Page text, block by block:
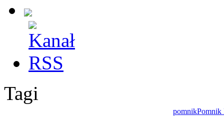
Tagi
pomnikPomnik